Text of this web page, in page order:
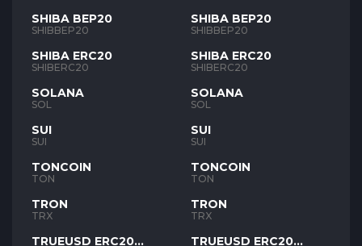
SHIBA BEP20
SHIBBEP20
SHIBA ERC20
SHIBERC20
SOLANA
SOL
SUI
SUI
TONCOIN
TON
TRON
TRX
TRUEUSD ERC20
SHIBA BEP20
SHIBBEP20
SHIBA ERC20
SHIBERC20
SOLANA
SOL
SUI
SUI
TONCOIN
TON
TRON
TRX
TRUEUSD ERC20